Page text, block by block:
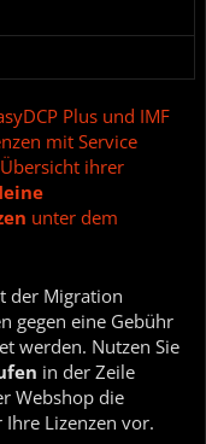
Plus und IMF
mit Service
ihrer
unter dem
der Migration
gegen eine Gebühr
werden. Nutzen Sie
in der Zeile
Webshop die
Lizenzen vor.